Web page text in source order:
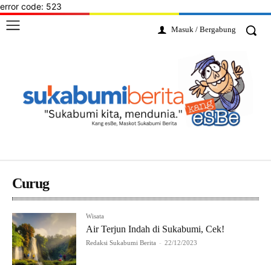
error code: 523
Masuk / Bergabung
Curug
Wisata
Air Terjun Indah di Sukabumi, Cek!
Redaksi Sukabumi Berita - 22/12/2023